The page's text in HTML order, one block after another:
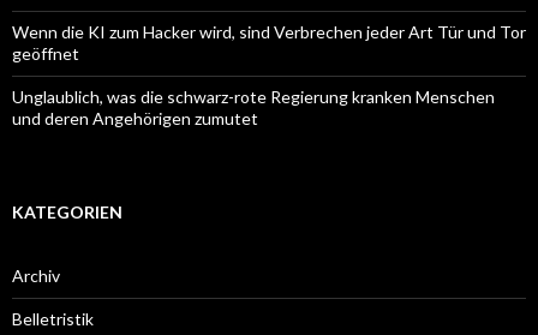
Wenn die KI zum Hacker wird, sind Verbrechen jeder Art Tür und Tor
geöffnet
Unglaublich, was die schwarz-rote Regierung kranken Menschen
und deren Angehörigen zumutet
KATEGORIEN
Archiv
Belletristik